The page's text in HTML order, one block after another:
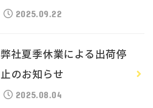
2025.09.22
弊社夏季休業による出荷停
止のお知らせ
2025.08.04